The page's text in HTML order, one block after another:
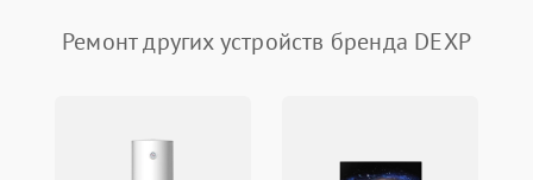
Не работает Face ID 4000 ₽ Подробнее →
Ремонт других устройств бренда DEXP